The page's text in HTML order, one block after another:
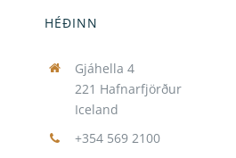
HÉÐINN
Gjáhella 4
221 Hafnarfjörður
Iceland
+354 569 2100